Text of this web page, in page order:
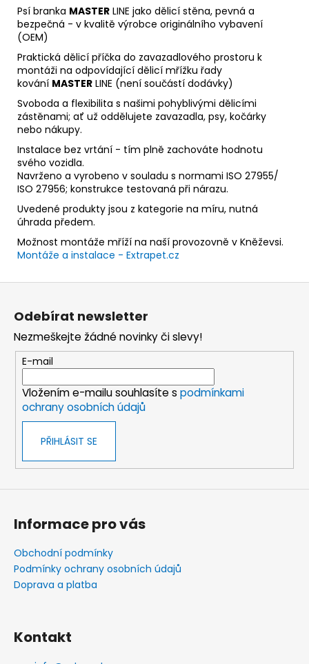
Psí branka MASTER LINE jako dělicí stěna, pevná a
bezpečná - v kvalitě výrobce originálního vybavení
(OEM)
Praktická dělicí příčka do zavazadlového prostoru k
montáži na odpovídající dělicí mřížku řady
kování MASTER LINE (není součástí dodávky)
Svoboda a flexibilita s našimi pohyblivými dělicími
zástěnami; ať už oddělujete zavazadla, psy, kočárky
nebo nákupy.
Instalace bez vrtání - tím plně zachováte hodnotu
svého vozidla.
Navrženo a vyrobeno v souladu s normami ISO 27955/
ISO 27956; konstrukce testovaná při nárazu.
Uvedené produkty jsou z kategorie na míru, nutná
úhrada předem.
Možnost montáže mříží na naší provozovně v Kněževsi.
Montáže a instalace - Extrapet.cz
Z
Odebírat newsletter
Nezmeškejte žádné novinky či slevy!
E-mail
Vložením e-mailu souhlasíte s podmínkami
ochrany osobních údajů
PŘIHLÁSIT SE
Informace pro vás
Obchodní podmínky
Podmínky ochrany osobních údajů
Doprava a platba
Kontakt